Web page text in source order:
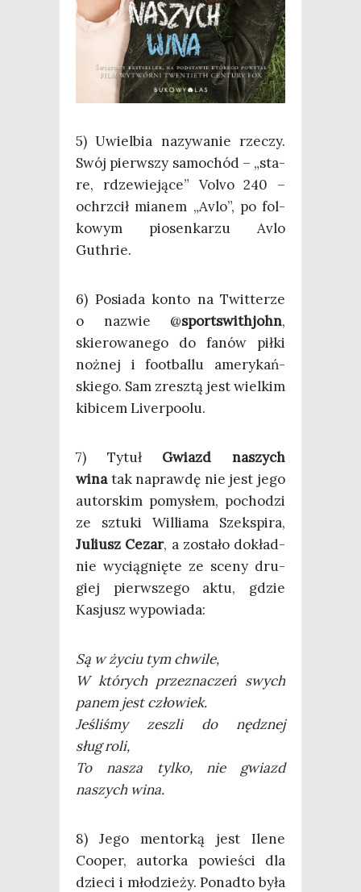
5) Uwiel­bia nazy­wa­nie rze­czy.
Swój pierw­szy samo­chód – „sta­
re, rdze­wie­ją­ce” Volvo 240 –
ochrzcił mia­nem „Avlo”, po fol­
ko­wym pio­sen­ka­rzu Avlo
Guthrie.
6) Posia­da kon­to na Twit­te­rze
o nazwie @spor­t­swi­th­john,
skie­ro­wa­ne­go do fanów pił­ki
noż­nej i foot­bal­lu ame­ry­kań­
skie­go. Sam zresz­tą jest wiel­kim
kibi­cem Liverpoolu.
7) Tytuł Gwiazd naszych
winatak napraw­dę nie jest jego
autor­skim pomy­słem, pocho­dzi
ze sztu­ki Wil­lia­ma Szek­spi­ra,
Juliusz Cezar, a zosta­ło dokład­
nie wycią­gnię­te ze sce­ny dru­
giej pierw­sze­go aktu, gdzie
Kasjusz wypowiada:
Są w życiu tym chwile,
W któ­rych prze­zna­czeń swych
panem jest człowiek.
Jeśli­śmy zeszli do nędz­nej
sług roli,
To nasza tyl­ko, nie gwiazd
naszych wina.
8) Jego men­tor­ką jest Ile­ne
Cooper, autor­ka powie­ści dla
dzie­ci i mło­dzie­ży. Ponad­to była